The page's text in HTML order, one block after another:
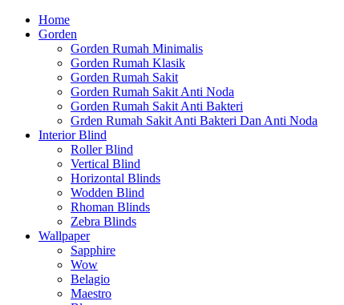
Home
Gorden
Gorden Rumah Minimalis
Gorden Rumah Klasik
Gorden Rumah Sakit
Gorden Rumah Sakit Anti Noda
Gorden Rumah Sakit Anti Bakteri
Grden Rumah Sakit Anti Bakteri Dan Anti Noda
Interior Blind
Roller Blind
Vertical Blind
Horizontal Blinds
Wodden Blind
Rhoman Blinds
Zebra Blinds
Wallpaper
Sapphire
Wow
Belagio
Maestro